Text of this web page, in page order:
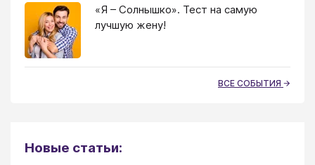
«Я – Солнышко». Тест на самую
лучшую жену!
ВСЕ СОБЫТИЯ
Новые статьи: